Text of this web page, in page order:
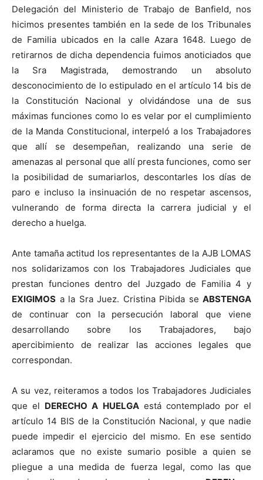
Delegación del Ministerio de Trabajo de Banfield, nos
hicimos presentes también en la sede de los Tribunales
de Familia ubicados en la calle Azara 1648. Luego de
retirarnos de dicha dependencia fuimos anoticiados que
la Sra Magistrada, demostrando un absoluto
desconocimiento de lo estipulado en el artículo 14 bis de
la Constitución Nacional y olvidándose una de sus
máximas funciones como lo es velar por el cumplimiento
de la Manda Constitucional, interpeló a los Trabajadores
que allí se desempeñan, realizando una serie de
amenazas al personal que allí presta funciones, como ser
la posibilidad de sumariarlos, descontarles los días de
paro e incluso la insinuación de no respetar ascensos,
vulnerando de forma directa la carrera judicial y el
derecho a huelga.
Ante tamaña actitud los representantes de la AJB LOMAS
nos solidarizamos con los Trabajadores Judiciales que
prestan funciones dentro del Juzgado de Familia 4 y
EXIGIMOS a la Sra Juez. Cristina Pibida se ABSTENGA
de continuar con la persecución laboral que viene
desarrollando sobre los Trabajadores, bajo
apercibimiento de realizar las acciones legales que
correspondan.
A su vez, reiteramos a todos los Trabajadores Judiciales
que el DERECHO A HUELGAestá contemplado por el
artículo 14 BIS de la Constitución Nacional, y que nadie
puede impedir el ejercicio del mismo. En ese sentido
aclaramos que no existe sumario posible a quien se
pliegue a una medida de fuerza legal, como las que